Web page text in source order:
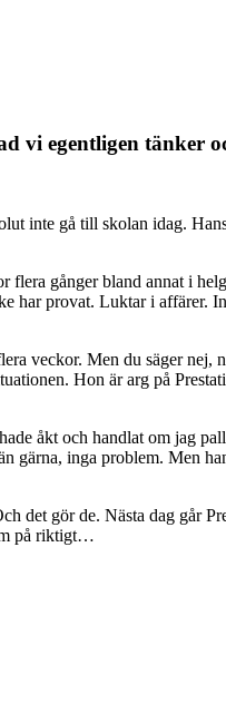
vi egentligen tänker
inte gå till skolan idag.
gånger bland annat i
har provat. Luktar i
Men du säger nej,
Hon är arg på
åkt och handlat om jag
gärna, inga problem. Men
gör de. Nästa dag går
på riktigt…